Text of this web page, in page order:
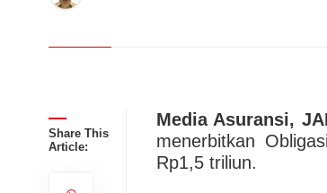
Share This
Article:
Media Asuransi,
menerbitkan
Rp1,5 triliun.